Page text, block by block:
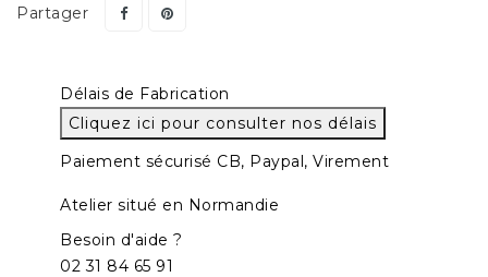
Partager
Délais de Fabrication
Cliquez ici pour consulter nos délais
Paiement sécurisé CB, Paypal, Virement
Atelier situé en Normandie
Besoin d'aide ?
02 31 84 65 91